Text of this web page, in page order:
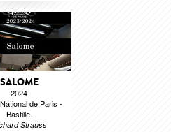
SALOME
2024
de Paris -
Bastille.
Strauss